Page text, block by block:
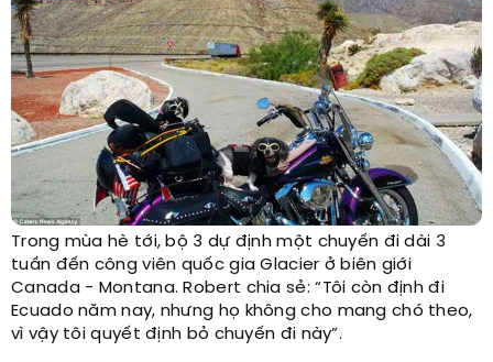
Trong mùa hè tới, bộ 3 dự định một chuyến đi dài 3
tuần đến công viên quốc gia Glacier ở biên giới
Canada - Montana. Robert chia sẻ: “Tôi còn định đi
Ecuado năm nay, nhưng họ không cho mang chó theo,
vì vậy tôi quyết định bỏ chuyến đi này”.